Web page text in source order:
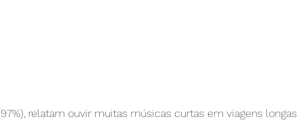
relatam ouvir muitas músicas curtas em viagens longas.